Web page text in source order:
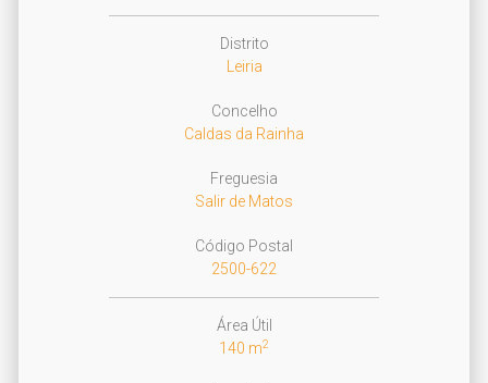
Distrito
Leiria
Concelho
Caldas da Rainha
Freguesia
Salir de Matos
Código Postal
2500-622
Área Útil
140 m2